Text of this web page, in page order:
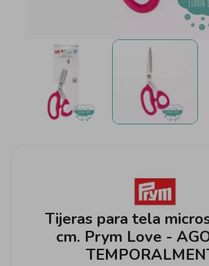
Tijeras para tela
cm. Prym Love -